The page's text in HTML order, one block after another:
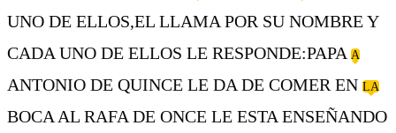
UNO DE ELLOS,EL LLAMA POR SU NOMBRE Y
CADA UNO DE ELLOS LE RESPONDE:PAPA A
ANTONIO DE QUINCE LE DA DE COMER EN LA
BOCA AL RAFA DE ONCE LE ESTA ENSEÑANDO